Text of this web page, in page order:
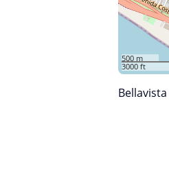
500 m
3000 ft
Bellavista